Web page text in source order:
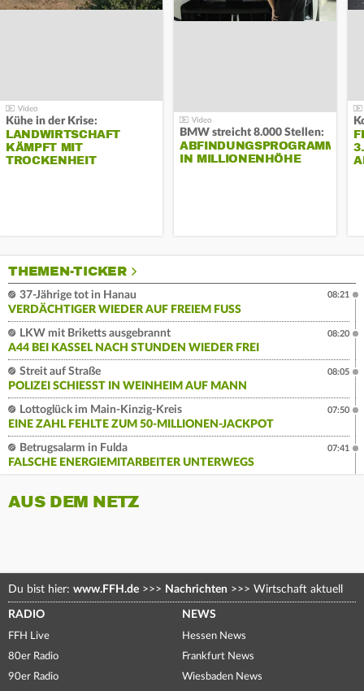
Kühe in der Krise:
LANDWIRTSCHAFT
KÄMPFT MIT
TROCKENHEIT
BMW streicht 8.000 Stellen:
ABFINDUNGSPROGRAMM
IN MILLIONENHÖHE
THEMEN-TICKER
37-Jährige tot in Hanau
VERDÄCHTIGER WIEDER AUF FREIEM FUSS
08:21
LKW mit Briketts ausgebrannt
A44 BEI KASSEL NACH STUNDEN WIEDER FREI
08:20
Streit auf Straße
POLIZEI SCHIESST IN WEINHEIM AUF MANN
08:05
Lottoglück im Main-Kinzig-Kreis
EINE ZAHL FEHLTE ZUM 50-MILLIONEN-JACKPOT
07:50
Betrugsalarm in Fulda
FALSCHE ENERGIEMITARBEITER UNTERWEGS
07:41
AUS DEM NETZ
Du bist hier: www.FFH.de >>> Nachrichten >>> Wirtschaft aktuell
RADIO
FFH Live
80er Radio
90er Radio
NEWS
Hessen News
Frankfurt News
Wiesbaden News